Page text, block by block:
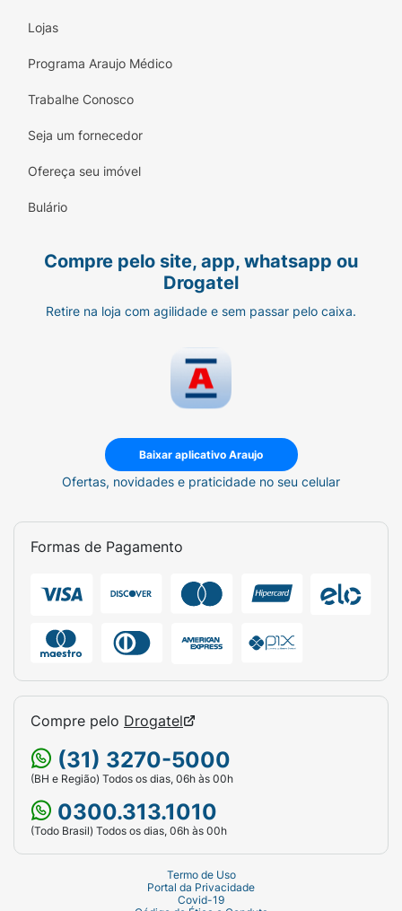
Lojas
Programa Araujo Médico
Trabalhe Conosco
Seja um fornecedor
Ofereça seu imóvel
Bulário
Compre pelo site, app, whatsapp ou
Drogatel
Retire na loja com agilidade e sem passar pelo caixa.
Baixar aplicativo Araujo
Ofertas, novidades e praticidade no seu celular
Formas de Pagamento
Compre pelo Drogatel
(31) 3270-5000
(BH e Região) Todos os dias, 06h às 00h
0300.313.1010
(Todo Brasil) Todos os dias, 06h às 00h
Termo de Uso
Portal da Privacidade
Covid-19